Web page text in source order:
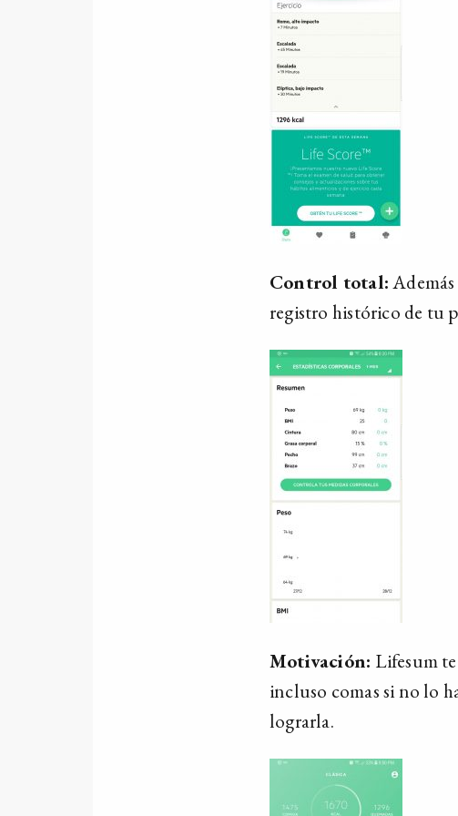
Control total:
registro histórico de tu
Motivación: Lifesum
incluso comas si no lo
lograrla.